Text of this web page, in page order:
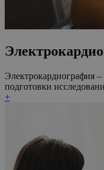
Электрокардиография
подготовки
+